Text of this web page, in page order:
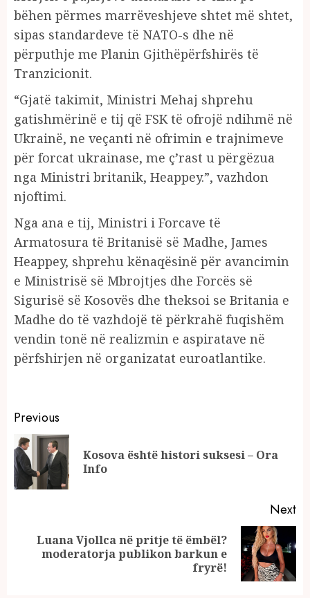
bëhen përmes marrëveshjeve shtet më shtet,
sipas standardeve të NATO-s dhe në
përputhje me Planin Gjithëpërfshirës të
Tranzicionit.
“Gjatë takimit, Ministri Mehaj shprehu
gatishmërinë e tij që FSK të ofrojë ndihmë në
Ukrainë, ne veçanti në ofrimin e trajnimeve
për forcat ukrainase, me ç’rast u përgëzua
nga Ministri britanik, Heappey.”, vazhdon
njoftimi.
Nga ana e tij, Ministri i Forcave të
Armatosura të Britanisë së Madhe, James
Heappey, shprehu kënaqësinë për avancimin
e Ministrisë së Mbrojtjes dhe Forcës së
Sigurisë së Kosovës dhe theksoi se Britania e
Madhe do të vazhdojë të përkrahë fuqishëm
vendin tonë në realizmin e aspiratave në
përfshirjen në organizatat euroatlantike.
Continue
Reading
Previous
Kosova është histori suksesi – Ora
Info
Next
Next
Luana Vjollca në pritje të ëmbël?
moderatorja publikon barkun e
fryrë!